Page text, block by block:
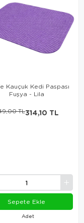
Kauçuk Kedi Paspası
Fuşya - Lila
Adet
314,10 TL
TL
Sepete Ekle